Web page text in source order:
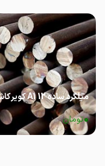
میلگرد ساده 12 A1 کویر کاشان
0تومان